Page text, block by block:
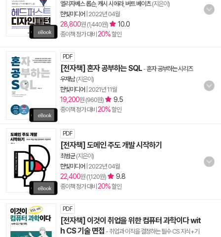
엘리자베스 롭슨, 캐시 시에라, 버트 베이츠(지은이)
한빛미디어 2022년 04월
28,800원 (1,440원) 10.0
종이책 정가 대비 20%할인
PDF
[전자책] 혼자 공부하는 SQL -혼자 공부하는 시리즈
우재남(지은이)
한빛미디어 2021년 11월
19,200원 (960원) 9.5
종이책 정가 대비 20%할인
PDF
[전자책] 도메인 주도 개발 시작하기
최범균(지은이)
한빛미디어 2022년 04월
22,400원 (1,120원) 9.8
종이책 정가 대비 20%할인
PDF
[전자책] 이것이 취업을 위한 컴퓨터 과학이다 wit
h CS 기술 면접 - 취업과 이직을 결정하는 필수 CS 지식+기